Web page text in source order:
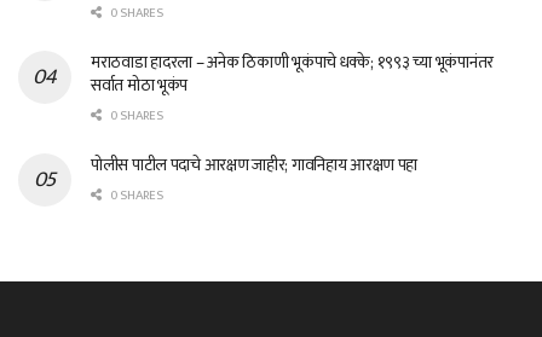
0 SHARES
मराठवाडा हादरला – अनेक ठिकाणी भूकंपाचे धक्के; १९९३ च्या भूकंपानंतर
सर्वात मोठा भूकंप
0 SHARES
पोलीस पाटील पदाचे आरक्षण जाहीर; गावनिहाय आरक्षण पहा
0 SHARES